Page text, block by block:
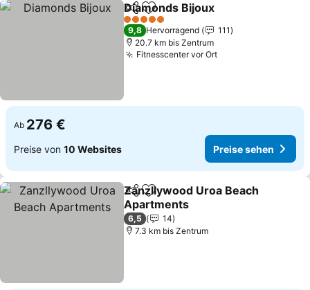
TeilenZu Favoriten hinzufügen
Diamonds Bijoux
5 Sterne
9,8 Hervorragend
111
20.7 km bis Zentrum
Fitnesscenter vor OrtPreise sehen
Ab 276 €
Preise von 10 Websites Preise sehen
TeilenZu Favoriten hinzufügen
Zanzllywood Uroa Beach
Apartments
Preise sehen
6,5
14
7.3 km bis Zentrum